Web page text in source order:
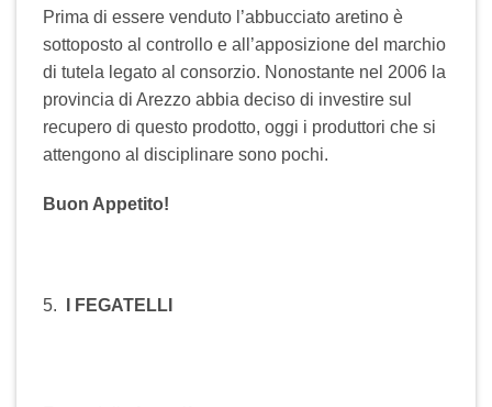
Prima di essere venduto l’abbucciato aretino è
sottoposto al controllo e all’apposizione del marchio
di tutela legato al consorzio. Nonostante nel 2006 la
provincia di Arezzo abbia deciso di investire sul
recupero di questo prodotto, oggi i produttori che si
attengono al disciplinare sono pochi.
Buon Appetito!
5. I FEGATELLI